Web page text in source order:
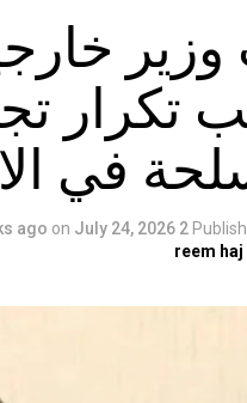
وزير
تكرار
في
2 weeks ago
on July 24, 2026
reem haj